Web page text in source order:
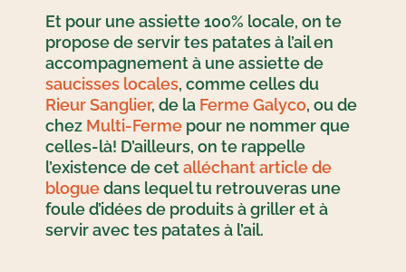
Et pour une assiette 100% locale, on te
propose de servir tes patates à l’ail en
accompagnement à une assiette de
saucisses locales, comme celles du
Rieur Sanglier, de la Ferme Galyco, ou de
chez Multi-Ferme pour ne nommer que
celles-là! D’ailleurs, on te rappelle
l’existence de cetalléchant article de
bloguedans lequel tu retrouveras une
foule d’idées de produits à griller et à
servir avec tes patates à l’ail.